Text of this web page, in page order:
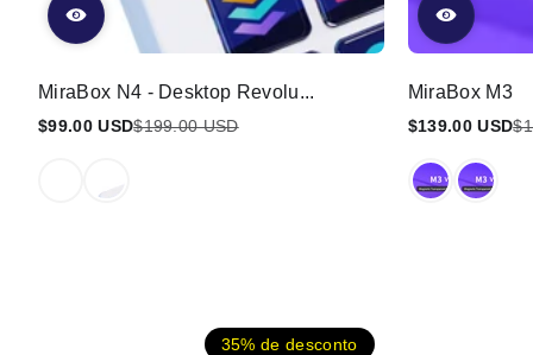
MiraBox N4 - Desktop Revolu...
Preço
$99.00 USD
Preço
$199.00 USD
MiraBox M3
Preço
$139.00 USD
Preço
35% de desconto